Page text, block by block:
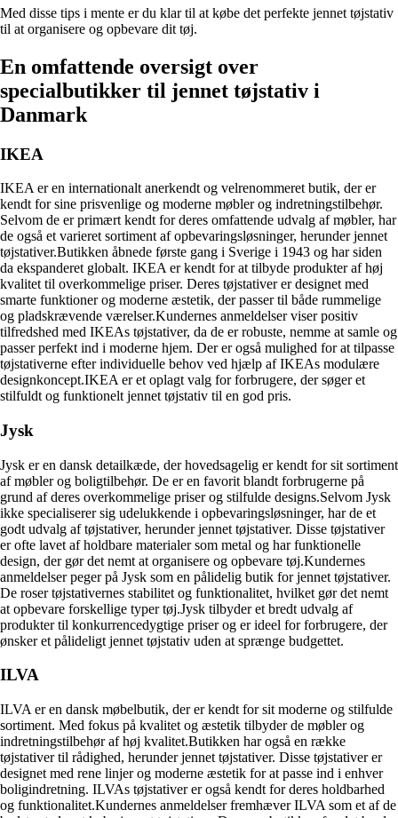
Med disse tips i mente er du klar til at købe det perfekte jennet tøjstativ
til at organisere og opbevare dit tøj.
En omfattende oversigt over
specialbutikker til jennet tøjstativ i
Danmark
IKEA
IKEA er en internationalt anerkendt og velrenommeret butik, der er
kendt for sine prisvenlige og moderne møbler og indretningstilbehør.
Selvom de er primært kendt for deres omfattende udvalg af møbler, har
de også et varieret sortiment af opbevaringsløsninger, herunder jennet
tøjstativer.Butikken åbnede første gang i Sverige i 1943 og har siden
da ekspanderet globalt. IKEA er kendt for at tilbyde produkter af høj
kvalitet til overkommelige priser. Deres tøjstativer er designet med
smarte funktioner og moderne æstetik, der passer til både rummelige
og pladskrævende værelser.Kundernes anmeldelser viser positiv
tilfredshed med IKEAs tøjstativer, da de er robuste, nemme at samle og
passer perfekt ind i moderne hjem. Der er også mulighed for at tilpasse
tøjstativerne efter individuelle behov ved hjælp af IKEAs modulære
designkoncept.IKEA er et oplagt valg for forbrugere, der søger et
stilfuldt og funktionelt jennet tøjstativ til en god pris.
Jysk
Jysk er en dansk detailkæde, der hovedsagelig er kendt for sit sortiment
af møbler og boligtilbehør. De er en favorit blandt forbrugerne på
grund af deres overkommelige priser og stilfulde designs.Selvom Jysk
ikke specialiserer sig udelukkende i opbevaringsløsninger, har de et
godt udvalg af tøjstativer, herunder jennet tøjstativer. Disse tøjstativer
er ofte lavet af holdbare materialer som metal og har funktionelle
design, der gør det nemt at organisere og opbevare tøj.Kundernes
anmeldelser peger på Jysk som en pålidelig butik for jennet tøjstativer.
De roser tøjstativernes stabilitet og funktionalitet, hvilket gør det nemt
at opbevare forskellige typer tøj.Jysk tilbyder et bredt udvalg af
produkter til konkurrencedygtige priser og er ideel for forbrugere, der
ønsker et pålideligt jennet tøjstativ uden at sprænge budgettet.
ILVA
ILVA er en dansk møbelbutik, der er kendt for sit moderne og stilfulde
sortiment. Med fokus på kvalitet og æstetik tilbyder de møbler og
indretningstilbehør af høj kvalitet.Butikken har også en række
tøjstativer til rådighed, herunder jennet tøjstativer. Disse tøjstativer er
designet med rene linjer og moderne æstetik for at passe ind i enhver
boligindretning. ILVAs tøjstativer er også kendt for deres holdbarhed
og funktionalitet.Kundernes anmeldelser fremhæver ILVA som et af de